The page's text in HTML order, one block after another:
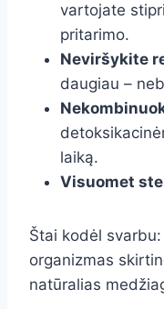
vartojate
pritarimo.
Neviršykite
daugiau –
laiką.
Visuomet
Štai kodėl
organizmas
natūralias